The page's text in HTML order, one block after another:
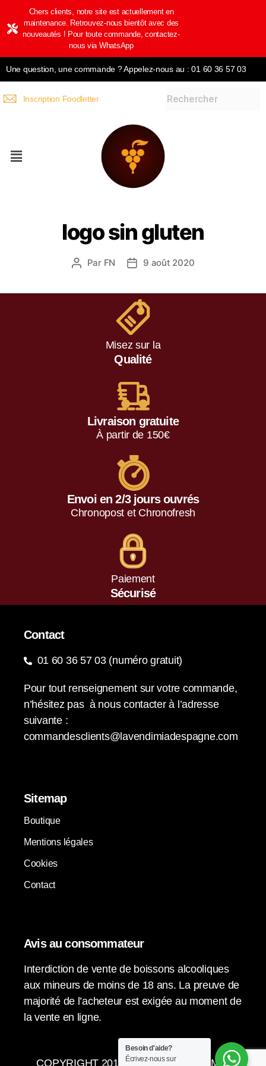
Chers clients, notre site est actuellement en
maintenance. Retrouvez-nous bientôt avec des
nouveautés ! Pour toute commande, contactez-
nous via WhatsApp
Une question, une commande ? Appelez-nous au : 01 60 36 57 03
Inscription Foodletter
logo sin gluten
Par FN 9 août 2020
Misez sur la
Qualité
Livraison gratuite
À partir de 150€
Envoi en 2/3 jours ouvrés
Chronopost et Chronofresh
Paiement
Sécurisé
Contact
01 60 36 57 03 (numéro gratuit)
Pour tout renseignement sur votre commande,
n’hésitez pas à nous contacter à l’adresse
suivante :
commandesclients@lavendimiadespagne.com
Sitemap
Boutique
Mentions légales
Cookies
Contact
Avis au consommateur
Interdiction de vente de boissons alcooliques
aux mineurs de moins de 18 ans. La preuve de
majorité de l’acheteur est exigée au moment de
la vente en ligne.
COPYRIGHT 2015-2024 © LA VENDIMIA
Besoin d'aide?
Écrivez-nous sur